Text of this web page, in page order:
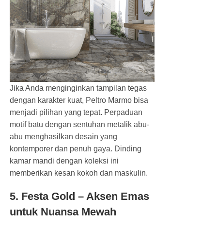
Jika Anda menginginkan tampilan tegas
dengan karakter kuat, Peltro Marmo bisa
menjadi pilihan yang tepat. Perpaduan
motif batu dengan sentuhan metalik abu-
abu menghasilkan desain yang
kontemporer dan penuh gaya. Dinding
kamar mandi dengan koleksi ini
memberikan kesan kokoh dan maskulin.
5. Festa Gold – Aksen Emas
untuk Nuansa Mewah